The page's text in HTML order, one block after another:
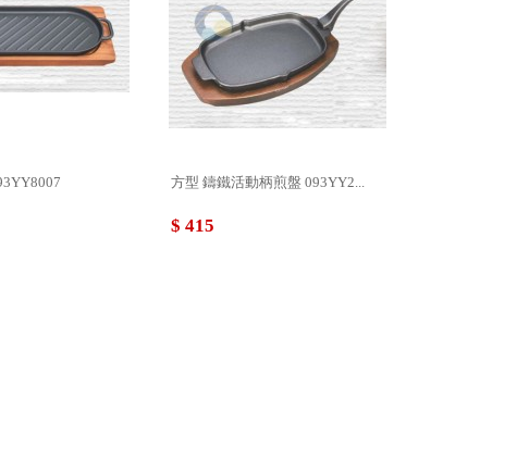
方型 鑄鐵活動柄煎盤 093YY2...
$ 415